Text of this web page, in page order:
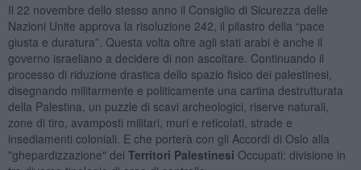
Il 22 novembre dello stesso anno il Consiglio di Sicurezza delle
Nazioni Unite approva la risoluzione 242, il pilastro della “pace
giusta e duratura”. Questa volta oltre agli stati arabi è anche il
governo israeliano a decidere di non ascoltare. Continuando il
processo di riduzione drastica dello spazio fisico dei palestinesi,
disegnando militarmente e politicamente una cartina destrutturata
della Palestina, un puzzle di scavi archeologici, riserve naturali,
zone di tiro, avamposti militari, muri e reticolati, strade e
insediamenti coloniali. E che porterà con gli Accordi di Oslo alla
"ghepardizzazione" dei Territori Palestinesi Occupati: divisione in